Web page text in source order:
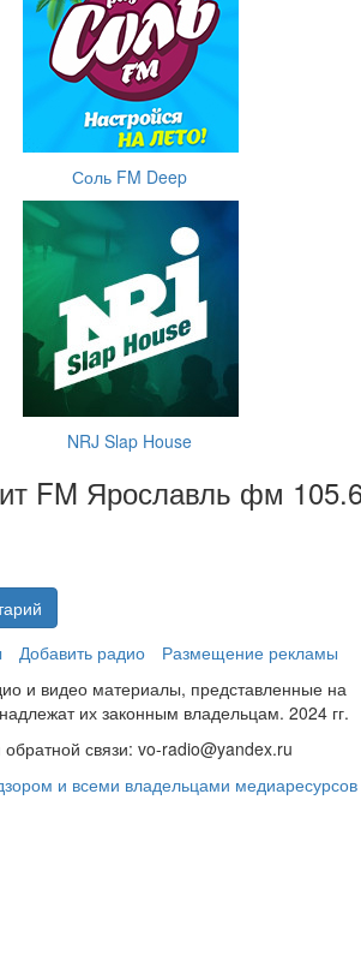
Соль FM Deep
NRJ Slap House
FM Ярославль фм
Добавить радио
Размещение рекламы
и видео материалы, представленные на
их законным владельцам. 2024 гг.
связи: vo-radio@yandex.ru
и всеми владельцами медиаресурсов